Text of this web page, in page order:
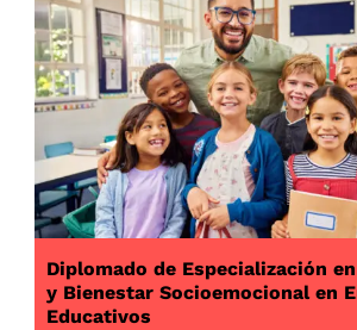
Diplomado de Especialización
y Bienestar Socioemocional en
Educativos